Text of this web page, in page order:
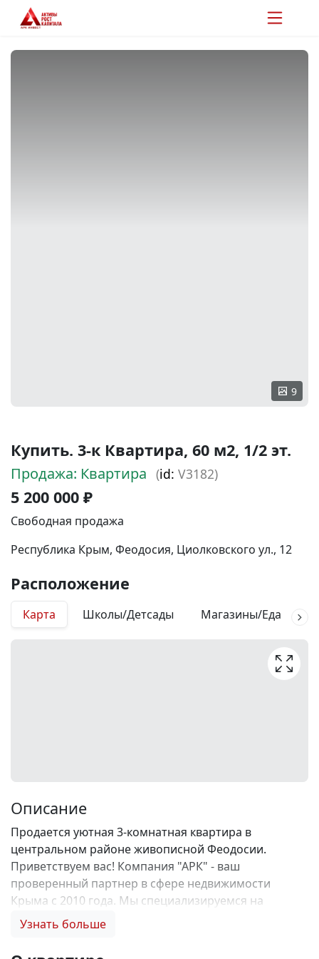
9
Купить. 3-к Квартира, 60 м2, 1/2 эт.
Продажа: Квартира (id: V3182)
5 200 000 ₽
Свободная продажа
Республика Крым, Феодосия, Циолковского ул., 12
Расположение
Карта Школы/Детсады Магазины/Еда
Описание
Продается уютная 3-комнатная квартира в
центральном районе живописной Феодосии.
Приветствуем вас! Компания "АРК" - ваш
проверенный партнер в сфере недвижимости
Крыма с 2010 года. Мы специализируемся на
риэлторских услугах купли-продажи во всех
содержит множество вариантов – от элитных
Узнать больше